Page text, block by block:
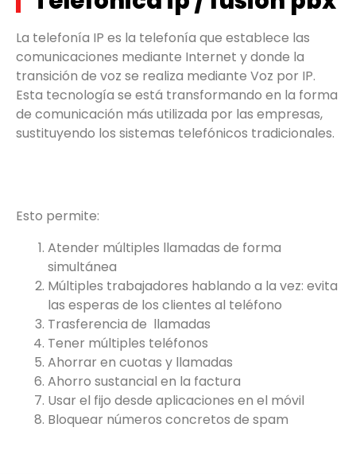
La telefonía IP es la telefonía que establece las
comunicaciones mediante Internet y donde la
transición de voz se realiza mediante Voz por IP.
Esta tecnología se está transformando en la forma
de comunicación más utilizada por las empresas,
sustituyendo los sistemas telefónicos tradicionales.
Esto permite:
Atender múltiples llamadas de forma
simultánea
Múltiples trabajadores hablando a la vez: evita
las esperas de los clientes al teléfono
Trasferencia de llamadas
Tener múltiples teléfonos
Ahorrar en cuotas y llamadas
Ahorro sustancial en la factura
Usar el fijo desde aplicaciones en el móvil
Bloquear números concretos de spam